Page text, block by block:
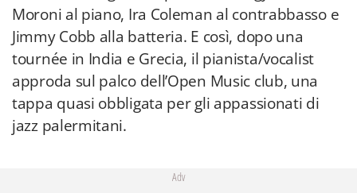
Moroni al piano, Ira Coleman al contrabbasso e
Jimmy Cobb alla batteria. E così, dopo una
tournée in India e Grecia, il pianista/vocalist
approda sul palco dell’Open Music club, una
tappa quasi obbligata per gli appassionati di
jazz palermitani.
Adv